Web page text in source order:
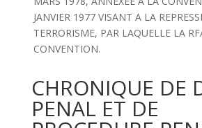
JANVIER 1977 VISANT A LA
TERRORISME, PAR LAQUELLE LA
CONVENTION.
CHRONIQUE DE
PENAL ET DE